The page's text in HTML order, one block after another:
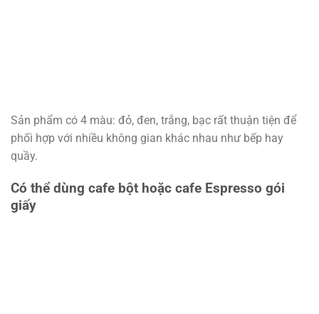
Sản phẩm có 4 màu: đỏ, đen, trắng, bạc rất thuận tiện để
phối hợp với nhiều không gian khác nhau như bếp hay
quầy.
Có thể dùng cafe bột hoặc cafe Espresso gói
giấy